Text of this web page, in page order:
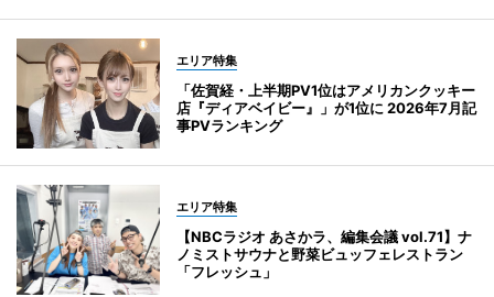
エリア特集
「佐賀経・上半期PV1位はアメリカンクッキー
店『ディアベイビー』」が1位に 2026年7月記
事PVランキング
エリア特集
【NBCラジオ あさかラ、編集会議 vol.71】ナ
ノミストサウナと野菜ビュッフェレストラン
「フレッシュ」